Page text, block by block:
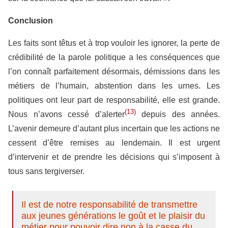
Conclusion
Les faits sont têtus et à trop vouloir les ignorer, la perte de
crédibilité de la parole politique a les conséquences que
l’on connaît parfaitement désormais, démissions dans les
métiers de l’humain, abstention dans les urnes. Les
politiques ont leur part de responsabilité, elle est grande.
Nous n’avons cessé d’alerter(13)depuis des années.
L’avenir demeure d’autant plus incertain que les actions ne
cessent d’être remises au lendemain. Il est urgent
d’intervenir et de prendre les décisions qui s’imposent à
tous sans tergiverser.
Il est de notre responsabilité de transmettre
aux jeunes générations le goût et le plaisir du